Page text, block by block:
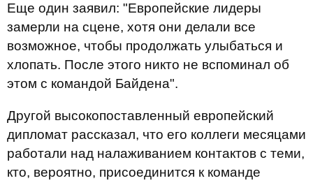
Еще один заявил: "Европейские лидеры
замерли на сцене, хотя они делали все
возможное, чтобы продолжать улыбаться и
хлопать. После этого никто не вспоминал об
этом с командой Байдена".
Другой высокопоставленный европейский
дипломат рассказал, что его коллеги месяцами
работали над налаживанием контактов с теми,
кто, вероятно, присоединится к команде